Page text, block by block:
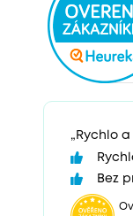
„Rychlo
Bez